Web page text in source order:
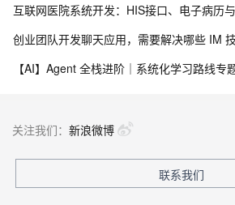
互联网医院系统开发：HIS接口、电子病历
创业团队开发聊天应用，需要解决哪些 IM
【AI】Agent 全栈进阶｜系统化学习路线专
关注我们： 新浪微博
联系我们